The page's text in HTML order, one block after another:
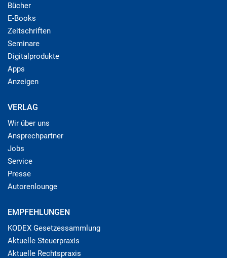
Bücher
E-Books
Zeitschriften
Seminare
Digitalprodukte
Apps
Anzeigen
VERLAG
Wir über uns
Ansprechpartner
Jobs
Service
Presse
Autorenlounge
EMPFEHLUNGEN
KODEX Gesetzessammlung
Aktuelle Steuerpraxis
Aktuelle Rechtspraxis